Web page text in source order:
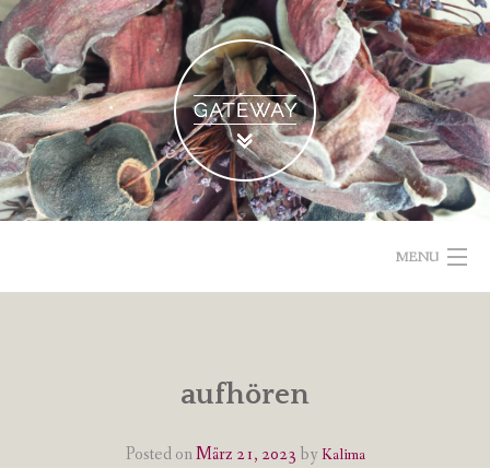
Skip
to
content
MENU
IMPRESSUM & DATENSCHUTZ
aufhören
Posted onMärz 21, 2023 by Kalima